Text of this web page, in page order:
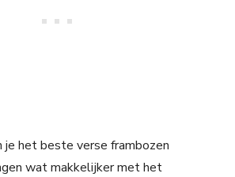
je het beste verse frambozen
wat makkelijker met het